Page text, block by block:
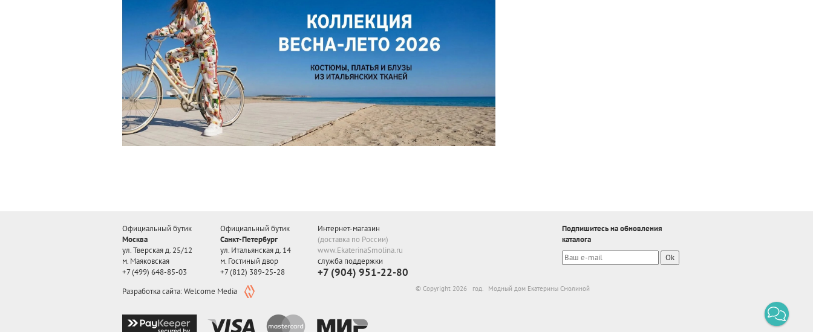
Официальный бутик
Москва
ул. Тверская д. 25/12
м. Маяковская
+7 (499) 648-85-03
Официальный бутик
Санкт-Петербург
ул. Итальянская д. 14
м. Гостиный двор
+7 (812) 389-25-28
Интернет-магазин
(доставка по России)
www.EkaterinaSmolina.ru
служба поддержки
+7 (904) 951-22-80
Подпишитесь на обновления
каталога
Ok
Разработка сайта: Welcome Media © Copyright 2026 год. Модный дом Екатерины Смолиной